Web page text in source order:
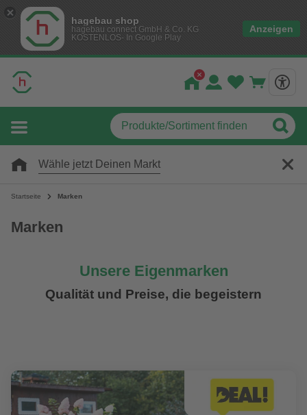
hagebau shop
hagebau connect GmbH & Co. KG
KOSTENLOS- In Google Play
Anzeigen
Wähle jetzt Deinen Markt
Startseite Marken
Marken
Unsere Eigenmarken
Qualität und Preise, die begeistern